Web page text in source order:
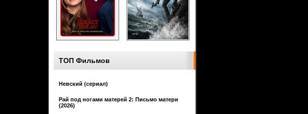
ТОП Фильмов
Невский (сериал)
Рай под ногами матерей 2: Письмо матери
(2026)